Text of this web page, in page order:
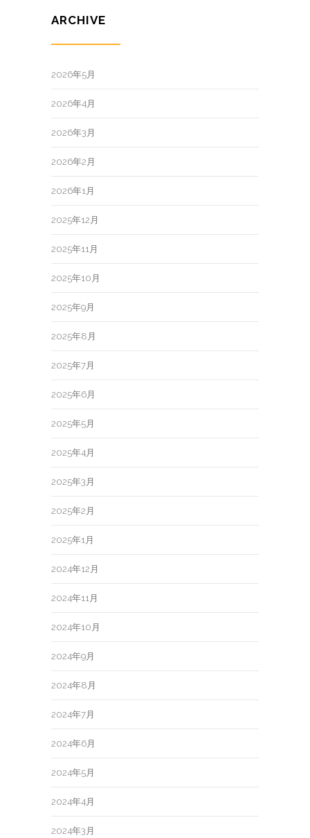
ARCHIVE
2026年5月
2026年4月
2026年3月
2026年2月
2026年1月
2025年12月
2025年11月
2025年10月
2025年9月
2025年8月
2025年7月
2025年6月
2025年5月
2025年4月
2025年3月
2025年2月
2025年1月
2024年12月
2024年11月
2024年10月
2024年9月
2024年8月
2024年7月
2024年6月
2024年5月
2024年4月
2024年3月